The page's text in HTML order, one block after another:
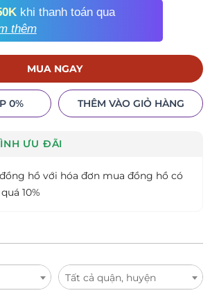
khi thanh toán qua
thêm
MUA NGAY
0% THÊM VÀO GIỎ HÀNG
ƯU ĐÃI
đồng hồ với hóa đơn mua đồng hồ có
10%
Tất cả quận, huyện